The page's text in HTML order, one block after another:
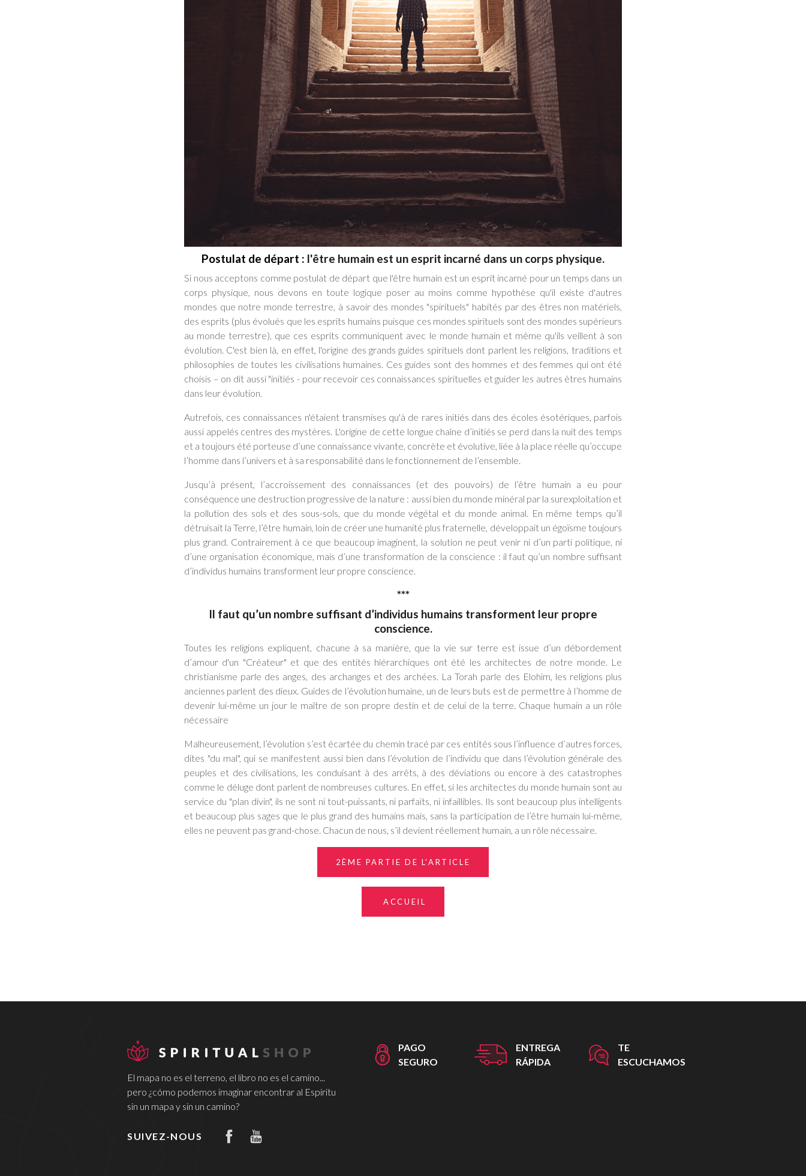
Postulat de départ : l'être humain est un esprit incarné dans un corps physique.
Si nous acceptons comme postulat de départ que l'être humain est un esprit incarné pour un temps dans un
corps physique, nous devons en toute logique poser au moins comme hypothèse qu'il existe d'autres
mondes que notre monde terrestre, à savoir des mondes "spirituels" habités par des êtres non matériels,
des esprits (plus évolués que les esprits humains puisque ces mondes spirituels sont des mondes supérieurs
au monde terrestre), que ces esprits communiquent avec le monde humain et même qu'ils veillent à son
évolution. C'est bien là, en effet, l'origine des grands guides spirituels dont parlent les religions, traditions et
philosophies de toutes les civilisations humaines. Ces guides sont des hommes et des femmes qui ont été
choisis – on dit aussi "initiés - pour recevoir ces connaissances spirituelles et guider les autres êtres humains
dans leur évolution.
Autrefois, ces connaissances n'étaient transmises qu'à de rares initiés dans des écoles ésotériques, parfois
aussi appelés centres des mystères. L'origine de cette longue chaîne d’initiés se perd dans la nuit des temps
et a toujours été porteuse d’une connaissance vivante, concrète et évolutive, liée à la place réelle qu’occupe
l’homme dans l’univers et à sa responsabilité dans le fonctionnement de l’ensemble.
Jusqu’à présent, l’accroissement des connaissances (et des pouvoirs) de l’être humain a eu pour
conséquence une destruction progressive de la nature : aussi bien du monde minéral par la surexploitation et
la pollution des sols et des sous-sols, que du monde végétal et du monde animal. En même temps qu’il
détruisait la Terre, l’être humain, loin de créer une humanité plus fraternelle, développait un égoïsme toujours
plus grand. Contrairement à ce que beaucoup imaginent, la solution ne peut venir ni d’un parti politique, ni
d’une organisation économique, mais d’une transformation de la conscience : il faut qu’un nombre suffisant
d’individus humains transforment leur propre conscience.
***
Il faut qu’un nombre suffisant d’individus humains transforment leur propre
conscience.
Toutes les religions expliquent, chacune à sa manière, que la vie sur terre est issue d’un débordement
d’amour d'un "Créateur" et que des entités hiérarchiques ont été les architectes de notre monde. Le
christianisme parle des anges, des archanges et des archées. La Torah parle des Elohim, les religions plus
anciennes parlent des dieux. Guides de l’évolution humaine, un de leurs buts est de permettre à l’homme de
devenir lui-même un jour le maître de son propre destin et de celui de la terre. Chaque humain a un rôle
nécessaire
Malheureusement, l’évolution s’est écartée du chemin tracé par ces entités sous l’influence d’autres forces,
dites "du mal", qui se manifestent aussi bien dans l’évolution de l’individu que dans l’évolution générale des
peuples et des civilisations, les conduisant à des arrêts, à des déviations ou encore à des catastrophes
comme le déluge dont parlent de nombreuses cultures. En effet, si les architectes du monde humain sont au
service du "plan divin", ils ne sont ni tout-puissants, ni parfaits, ni infaillibles. Ils sont beaucoup plus intelligents
et beaucoup plus sages que le plus grand des humains mais, sans la participation de l’être humain lui-même,
elles ne peuvent pas grand-chose. Chacun de nous, s’il devient réellement humain, a un rôle nécessaire.
2ÈME PARTIE DE L'ARTICLE
ACCUEIL
El mapa no es el terreno, el libro no es el camino...
pero ¿cómo podemos imaginar encontrar al Espíritu
sin un mapa y sin un camino?
SUIVEZ-NOUS
PAGO
SEGURO
ENTREGA
RÁPIDA
TE
ESCUCHAMOS